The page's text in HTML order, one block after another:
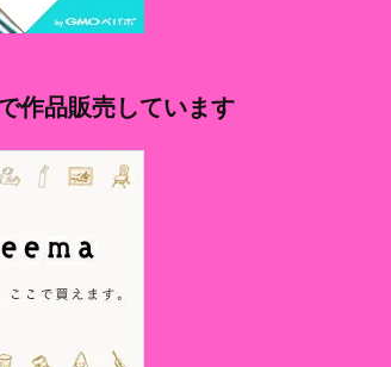
作品販売しています